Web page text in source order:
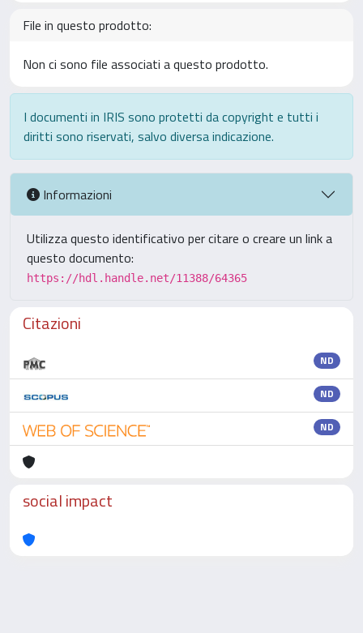
File in questo prodotto:
Non ci sono file associati a questo prodotto.
I documenti in IRIS sono protetti da copyright e tutti i
diritti sono riservati, salvo diversa indicazione.
Informazioni
Utilizza questo identificativo per citare o creare un link a
questo documento:
https://hdl.handle.net/11388/64365
Citazioni
ND
ND
ND
social impact